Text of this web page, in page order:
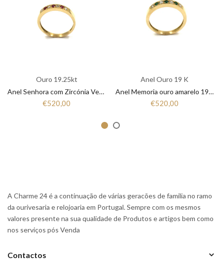
Ouro 19.25kt
Anel Senhora com Zircónia Vermelho e Branco em Ouro 19,25K ANL19264003
€520,00
Anel Ouro 19 K
Anel Memoria ouro amarelo 19.25 Kt Zirconias ANL19264001
€520,00
A Charme 24 é a continuação de várias geracões de familia no ramo
da ourivesaria e relojoaria em Portugal. Sempre com os mesmos
valores presente na sua qualidade de Produtos e artigos bem como
nos serviços pós Venda
Contactos